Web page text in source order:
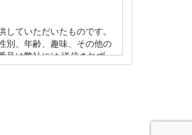
ていただいたものです。
別、年齢、趣味、その他の
号は弊社には 送信されず、
録、ログオン 又は訪問した
かを閲覧したときに、弊